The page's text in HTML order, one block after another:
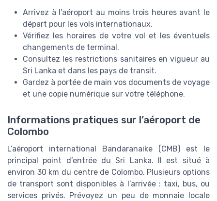
Arrivez à l’aéroport au moins trois heures avant le
départ pour les vols internationaux.
Vérifiez les horaires de votre vol
et les éventuels
changements de terminal.
Consultez les restrictions sanitaires en vigueur au
Sri Lanka et dans les pays de transit.
Gardez à portée de main vos documents de voyage
et une copie numérique sur votre téléphone.
Informations pratiques sur l’aéroport de
Colombo
L’aéroport international Bandaranaike (CMB) est le
principal point d’entrée duSri Lanka. Il est situé à
environ 30 km du centre de Colombo. Plusieurs options
de transport sont disponibles à l’arrivée : taxi, bus, ou
services privés. Prévoyez un peu de monnaie locale